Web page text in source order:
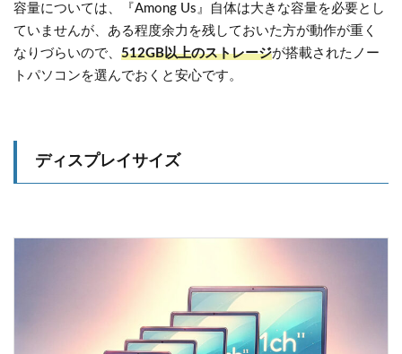
容量については、『Among Us』自体は大きな容量を必要とし
ていませんが、ある程度余力を残しておいた方が動作が重く
なりづらいので、 512GB以上のストレージが搭載されたノー
トパソコンを選んでおくと安心です。
ディスプレイサイズ